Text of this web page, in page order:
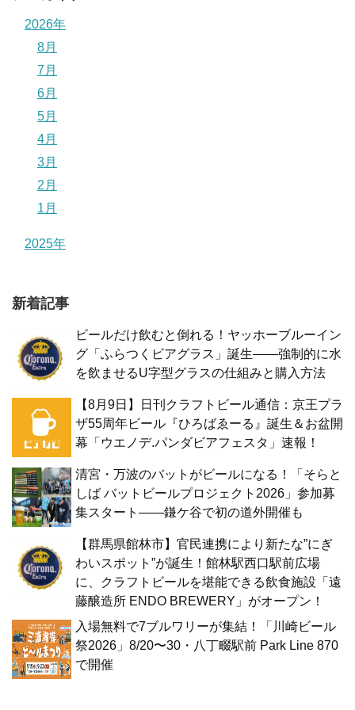
2026年
8月
7月
6月
5月
4月
3月
2月
1月
2025年
新着記事
ビールだけ飲むと倒れる！ヤッホーブルーイン
グ「ふらつくビアグラス」誕生——強制的に水
を飲ませるU字型グラスの仕組みと購入方法
【8月9日】日刊クラフトビール通信：京王プラ
ザ55周年ビール『ひろばゑーる』誕生＆お盆開
幕「ウエノデ.パンダビアフェスタ」速報！
清宮・万波のバットがビールになる！「そらと
しば バットビールプロジェクト2026」参加募
集スタート——鎌ケ谷で初の道外開催も
【群馬県館林市】官民連携により新たな”にぎ
わいスポット”が誕生！館林駅西口駅前広場
に、クラフトビールを堪能できる飲食施設「遠
藤醸造所 ENDO BREWERY」がオープン！
入場無料で7ブルワリーが集結！「川崎ビール
祭2026」8/20〜30・八丁畷駅前 Park Line 870
で開催